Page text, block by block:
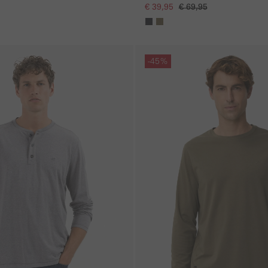
€ 39,95 € 69,95
-45%